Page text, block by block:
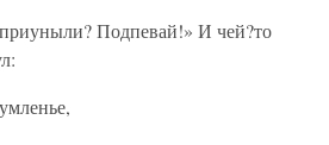
Подпевай!» И чей?то